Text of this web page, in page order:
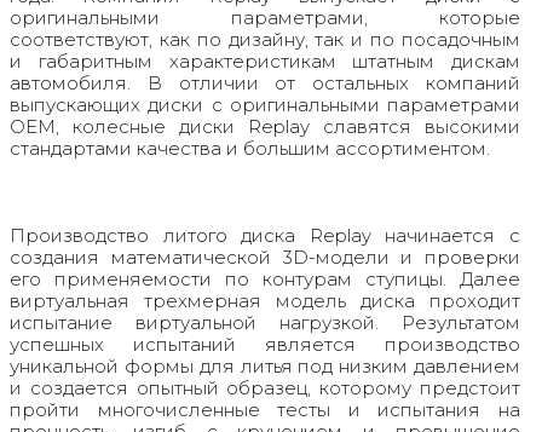
оригинальными параметрами, которые
соответствуют, как по дизайну, так и по посадочным
и габаритным характеристикам штатным дискам
автомобиля. В отличии от остальных компаний
выпускающих диски с оригинальными параметрами
OEM, колесные диски Replay славятся высокими
стандартами качества и большим ассортиментом.
Производство литого диска Replay начинается с
создания математической 3D-модели и проверки
его применяемости по контурам ступицы. Далее
виртуальная трехмерная модель диска проходит
испытание виртуальной нагрузкой. Результатом
успешных испытаний является производство
уникальной формы для литья под низким давлением
и создается опытный образец, которому предстоит
пройти многочисленные тесты и испытания на